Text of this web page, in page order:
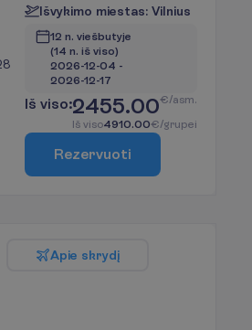
Išvykimo miestas: Vilnius
12 n. viešbutyje
(14 n. iš viso)
2026-12-04 -
2026-12-17
Iš viso:2455.00€/asm.
Iš viso4910.00€/grupei
Rezervuoti
Apie skrydį